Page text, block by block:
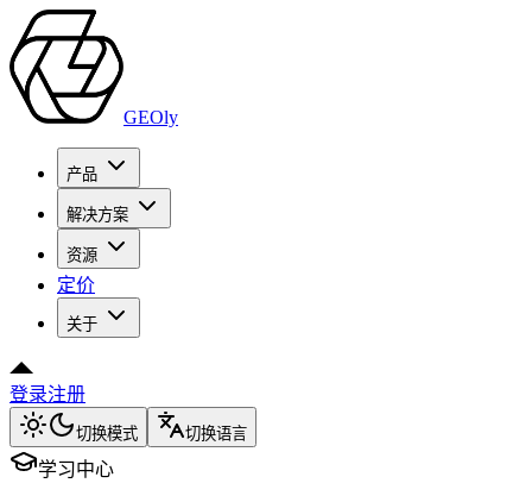
GEOly
产品
解决方案
资源
定价
关于
登录注册
切换模式 切换语言
学习中心